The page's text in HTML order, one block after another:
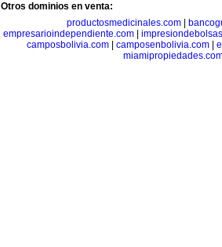
Otros dominios en venta:
productosmedicinales.com|
empresarioindependiente.com
camposbolivia.com| camposenbolivia.com|